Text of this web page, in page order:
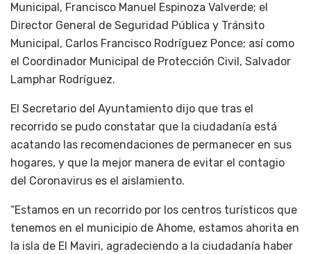
Municipal, Francisco Manuel Espinoza Valverde; el
Director General de Seguridad Pública y Tránsito
Municipal, Carlos Francisco Rodríguez Ponce; así como
el Coordinador Municipal de Protección Civil, Salvador
Lamphar Rodríguez.
El Secretario del Ayuntamiento dijo que tras el
recorrido se pudo constatar que la ciudadanía está
acatando las recomendaciones de permanecer en sus
hogares, y que la mejor manera de evitar el contagio
del Coronavirus es el aislamiento.
“Estamos en un recorrido por los centros turísticos que
tenemos en el municipio de Ahome, estamos ahorita en
la isla de El Maviri, agradeciendo a la ciudadanía haber